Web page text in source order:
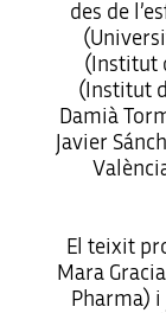
des de
(Institut
(Institut
Damià
Javier
El teixit
Mara
Pharma)